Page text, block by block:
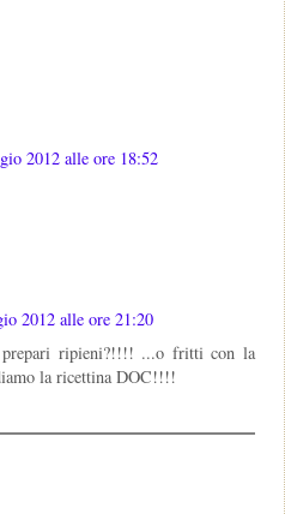
2012 alle ore 18:52
2012 alle ore 21:20
ripieni?!!!! ...o fritti con la
la ricettina DOC!!!!